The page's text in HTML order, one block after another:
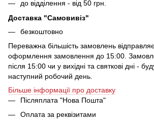
до відділення - від 50 грн.
Доставка "Самовивіз"
безкоштовно
Переважна більшість замовлень
оформлення замовлення до 15:00.
після 15:00 чи у вихідні та святкові дні -
наступний робочий день.
Більше інформації про доставку
Післяплата "Нова Пошта"
Оплата за реквізитами